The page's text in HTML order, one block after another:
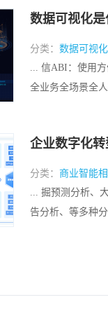
数据可视化是
分类： 数据可视
... 信ABI：使用
全业务全场景全
企业数字化转
分类： 商业智能
... 掘预测分析、
告分析、等多种